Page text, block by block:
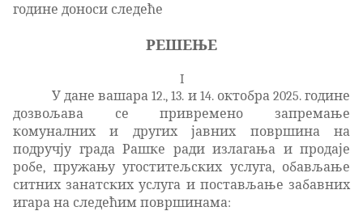
године доноси следеће
РЕШЕЊЕ
I
У дане вашара 12., 13. и 14. октобра 2025. године
дозвољава се привремено запремање
комуналних и других јавних површина на
подручју града Рашке ради излагања и продаје
робе, пружању угоститељских услуга, обављање
ситних занатских услуга и постављање забавних
игара на следећим површинама: